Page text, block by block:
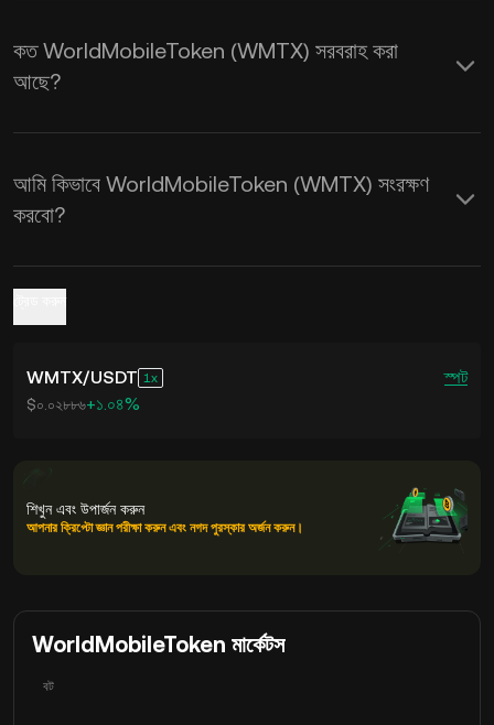
কত WorldMobileToken (WMTX) সরবরাহ করা
আছে?
আমি কিভাবে WorldMobileToken (WMTX) সংরক্ষণ
করবো?
WMTX/USDT 1 স্পট
$০.০২৮৮৬+১.০৪%
শিখুন এবং উপার্জন করুন
আপনার ক্রিপ্টো জ্ঞান পরীক্ষা করুন এবং নগদ পুরস্কার অর্জন করুন।
WorldMobileToken মার্কেটস
বট